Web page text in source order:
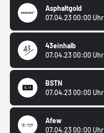
Asphaltgold
07.04.23 00:00 Uhr
43einhalb
07.04.23 00:00 Uhr
BSTN
07.04.23 00:00 Uhr
Afew
07.04.23 00:00 Uhr